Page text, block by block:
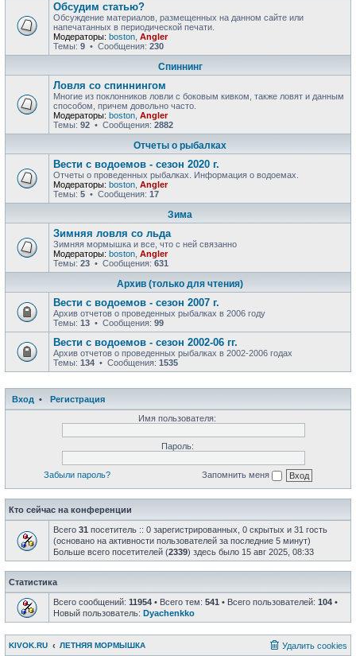
Обсудим статью?
Обсуждение материалов, размещенных на данном сайте или
напечатанных в периодической печати.
Модераторы: boston Angler
Темы: 9 • Сообщения: 230
Спиннинг
Ловля со спиннингом
Многие из поклонников ловли с боковым кивком, также ловят и данным
способом, причем довольно часто.
Модераторы: boston Angler
Темы: 92 • Сообщения: 2882
Отчеты о рыбалках
Вести с водоемов - сезон 2020 г.
Отчеты о проведенных рыбалках. Информация о водоемах.
Модераторы: boston Angler
Темы: 5 • Сообщения: 17
Зима
Зимняя ловля со льда
Зимняя мормышка и все, что с ней связанно
Модераторы: boston Angler
Темы: 23 • Сообщения: 631
Архив (только для чтения)
Вести с водоемов - сезон 2007 г.
Архив отчетов о проведенных рыбалках в 2006 году
Темы: 13 • Сообщения: 99
Вести с водоемов - сезон 2002-06 гг.
Архив отчетов о проведенных рыбалках в 2002-2006 годах
Темы: 134 • Сообщения: 1535
Вход •
Регистрация
Имя пользователя:
Пароль:
Забыли пароль? Запомнить меня
Кто сейчас на конференции
Всего 31 посетитель :: 0 зарегистрированных, 0 скрытых и 31 гость
(основано на активности пользователей за последние 5 минут)
Больше всего посетителей (2339) здесь было 15 авг 2025, 08:33
Статистика
Всего сообщений: 11954 • Всего тем: 541 • Всего пользователей: 104 •
Новый пользователь: Dyachenkko
KIVOK.RU ЛЕТНЯЯ МОРМЫШКА Удалить cookies